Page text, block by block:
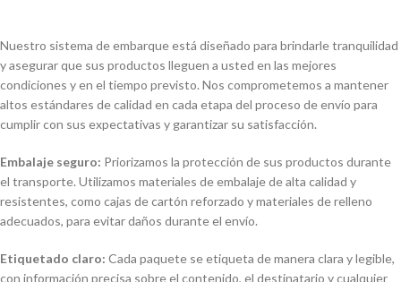
Nuestro sistema de embarque está diseñado para brindarle tranquilidad
y asegurar que sus productos lleguen a usted en las mejores
condiciones y en el tiempo previsto. Nos comprometemos a mantener
altos estándares de calidad en cada etapa del proceso de envío para
cumplir con sus expectativas y garantizar su satisfacción.
Embalaje seguro: Priorizamos la protección de sus productos durante
el transporte. Utilizamos materiales de embalaje de alta calidad y
resistentes, como cajas de cartón reforzado y materiales de relleno
adecuados, para evitar daños durante el envío.
Etiquetado claro: Cada paquete se etiqueta de manera clara y legible,
con información precisa sobre el contenido, el destinatario y cualquier